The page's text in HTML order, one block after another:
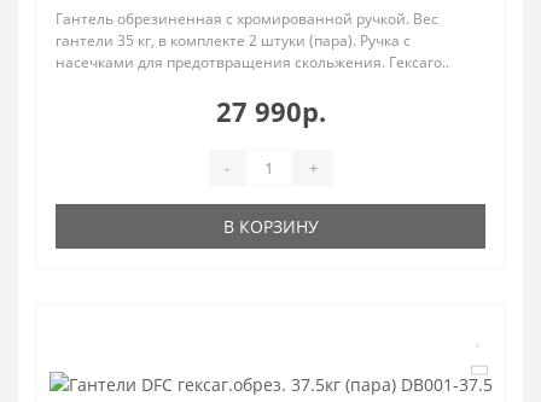
Гантель обрезиненная с хромированной ручкой. Вес
гантели 35 кг, в комплекте 2 штуки (пара). Ручка с
насечками для предотвращения скольжения. Гексаго..
27 990р.
- +
В КОРЗИНУ